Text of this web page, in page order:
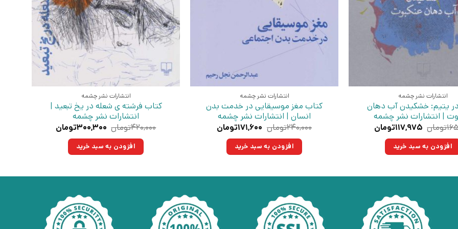
انتشارات نشر چشمه
یتیم: خشکیدن آب دهان
| انتشارات نشر چشمه
تومان قیمت
۱۶۵,۰۰۰تومان
بود.
۱۱۷,۹۷۵تومان
افزودن به سبد خرید
انتشارات نشر چشمه
کتاب مغز موسیقایی در خدمت بدن
انسان | انتشارات نشر چشمه
۲۴۰,۰۰۰تومان قیمت
۲۴۰,۰۰۰تومان
بود.
۱۷۱,۶۰۰تومانقیمت
افزودن به سبد خرید
انتشارات نشر چشمه
کتاب فرشته ی شعله در یخ تبعید |
انتشارات نشر چشمه
۴۲۰,۰۰۰تومان قیمت
۴۲۰,۰۰۰تومان
بود.
۳۰۰,۳۰۰تومان
افزودن به سبد خرید